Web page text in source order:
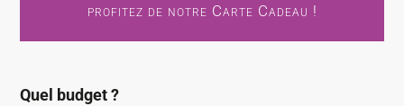
profitez de notre Carte Cadeau !
Quel budget ?